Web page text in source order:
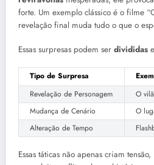
forte. Um exemplo clássico é o filme
revelação final muda tudo o que o
Essas surpresas podem ser divididas
Tipo de Surpresa
Revelação de Personagem
O
Mudança de Cenário
O
Alteração de Tempo
Essas táticas não apenas criam